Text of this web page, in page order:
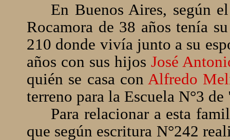
En Buenos Aires, según
Rocamora de 38 años tenía
210 donde vivía junto a su
años con sus hijos José
quién se casa con Alfredo
terreno para la Escuela N°3 de
Para relacionar a esta
que según escritura N°242